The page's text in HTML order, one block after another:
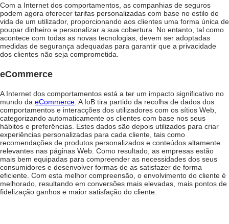
Com a Internet dos comportamentos, as companhias de seguros
podem agora oferecer tarifas personalizadas com base no estilo de
vida de um utilizador, proporcionando aos clientes uma forma única de
poupar dinheiro e personalizar a sua cobertura. No entanto, tal como
acontece com todas as novas tecnologias, devem ser adoptadas
medidas de segurança adequadas para garantir que a privacidade
dos clientes não seja comprometida.
eCommerce
A Internet dos comportamentos está a ter um impacto significativo no
mundo da eCommerce . A IoB tira partido da recolha de dados dos
comportamentos e interacções dos utilizadores com os sítios Web,
categorizando automaticamente os clientes com base nos seus
hábitos e preferências. Estes dados são depois utilizados para criar
experiências personalizadas para cada cliente, tais como
recomendações de produtos personalizados e conteúdos altamente
relevantes nas páginas Web. Como resultado, as empresas estão
mais bem equipadas para compreender as necessidades dos seus
consumidores e desenvolver formas de as satisfazer de forma
eficiente. Com esta melhor compreensão, o envolvimento do cliente é
melhorado, resultando em conversões mais elevadas, mais pontos de
fidelização ganhos e maior satisfação do cliente.